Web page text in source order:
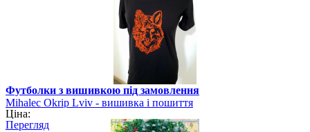
Футболки з вишивкою під замовлення
Mihalec Okrip Lviv - вишивка і пошиття
Ціна:
Перегляд